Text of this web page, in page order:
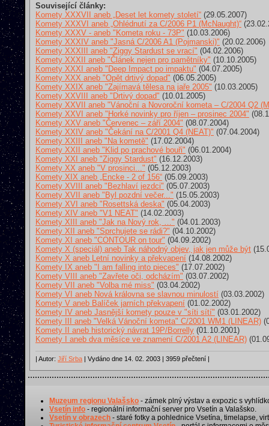
Související články:
Komety XXXVII aneb „Deset let komety století“ (29.05.2007)
Komety XXXVI aneb „Ohlédnutí za C/2006 P1 (McNaught)“
Komety XXXV - aneb "Kometa roku - 73P" (10.03.2006)
Komety XXXIV aneb "Jasná C/2006 A1 (Pojmanski)" (20.02.2006)
Komety XXXIII aneb "Ziggy Stardust se vrací" (04.02.2006)
Komety XXXII aneb "Článek nejen pro pamětníky" (10.10.2005)
Komety XXXI aneb "Deep Impact po impaktu" (04.07.2005)
Komety XXX aneb "Opět drtivý dopad" (06.05.2005)
Komety XXIX aneb "Zajímavá tělesa na jaře 2005" (10.03.2005)
Komety XXVIII aneb "Drtivý dopad" (10.01.2005)
Komety XXVII aneb "Vánoční a Novoroční kometa – C/2004 Q2
Komety XXVI aneb "Horké novinky pro říjen – prosinec 2004"
Komety XXV aneb "Červenec – září 2004" (08.07.2004)
Komety XXIV aneb "Čekání na C/2001 Q4 (NEAT)" (07.04.2004)
Komety XXIII aneb "Na kometě" (17.02.2004)
Komety XXII aneb "Klid po prachové bouři" (06.01.2004)
Komety XXI aneb "Ziggy Stardust" (16.12.2003)
Komety XX aneb "V prosinci..." (05.12.2003)
Komety XIX aneb „Encke - 2 of 156“ (05.09.2003)
Komety XVIII aneb "Bezhlaví jezdci" (05.07.2003)
Komety XVII aneb "Byl pozdní večer..." (15.05.2003)
Komety XVI aneb "Rosettská deska" (05.04.2003)
Komety XIV aneb "V1 NEAT" (14.02.2003)
Komety XIII aneb "Jak na Nový rok, …" (04.01.2003)
Komety XII aneb "Sprchujete se rádi?" (04.10.2002)
Komety XI aneb "CONTOUR on tour" (04.09.2002)
Komety X (speciál) aneb Tak náhodný objev, jak jen může být
Komety X aneb Letní novinky a překvapení (14.08.2002)
Komety IX aneb "I am falling into pieces" (17.07.2002)
Komety VIII aneb "Zavřete oči, odcházím" (03.07.2002)
Komety VII aneb "Volba mé miss" (03.04.2002)
Komety VI aneb Nová královna se slavnou minulostí (03.03.2002)
Komety V aneb Balíček jarních překvapení (01.02.2002)
Komety IV aneb Jasnější komety pouze v "síti sítí" (03.01.2002)
Komety III aneb "Velká Vánoční kometa" C/2001 WM1 (LINEAR)
Komety II aneb historický návrat 19P/Borrelly (01.10.2001)
Komety I aneb dva měsíce ve znamení C/2001 A2 (LINEAR)
| Autor: Jiří Srba | Vydáno dne 14. 02. 2003 | 3959 přečtení |
Muzeum regionu Valašsko - zámek plný výstav a expozic s
Vsetín info - regionální informační server pro Vsetín a Valašsko.
Vsetín v obrazech - staré fotky a pohlednice Vsetína, timelapse,